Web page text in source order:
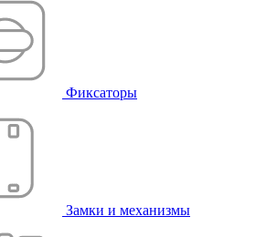
Фиксаторы
Замки и механизмы